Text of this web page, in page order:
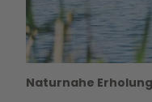
Wassersport auf dem Allersee
Naturnahe Erholung